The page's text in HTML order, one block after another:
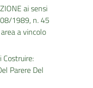
ai sensi
1989, n. 45
a vincolo
Costruire:
Parere Del